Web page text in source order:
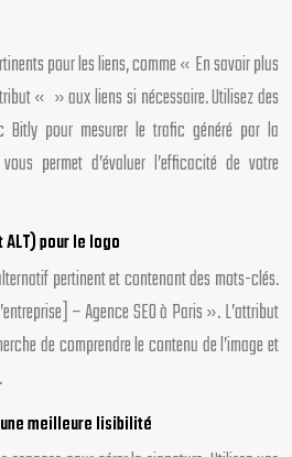
pour les liens, comme « En savoir plus
« » aux liens si nécessaire. Utilisez des
pour mesurer le trafic généré par la
permet d’évaluer l’efficacité de votre
pour le logo
pertinent et contenant des mots-clés.
– Agence SEO à Paris ». L’attribut
de comprendre le contenu de l’image et
meilleure lisibilité